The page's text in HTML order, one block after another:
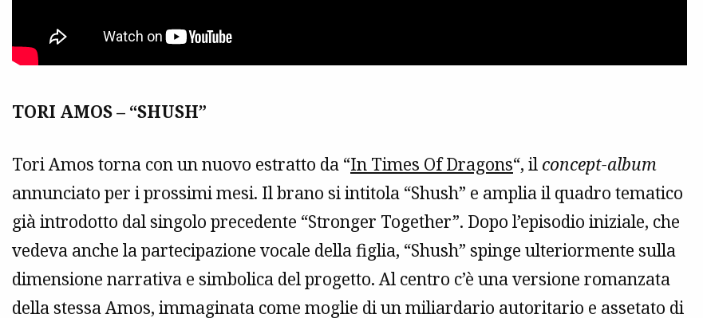
TORI AMOS – “SHUSH”
Tori Amos torna con un nuovo estratto da “In Times Of Dragons“, il concept-album
annunciato per i prossimi mesi. Il brano si intitola “Shush” e amplia il quadro tematico
già introdotto dal singolo precedente “Stronger Together”. Dopo l’episodio iniziale, che
vedeva anche la partecipazione vocale della figlia, “Shush” spinge ulteriormente sulla
dimensione narrativa e simbolica del progetto. Al centro c’è una versione romanzata
della stessa Amos, immaginata come moglie di un miliardario autoritario e assetato di